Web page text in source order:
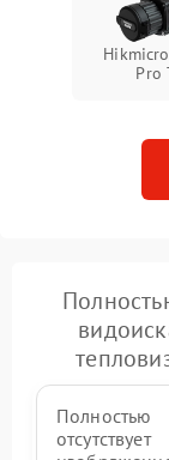
Pro
Полностью
отсутствует